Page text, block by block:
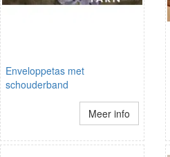
Enveloppetas met
schouderband
Meer info